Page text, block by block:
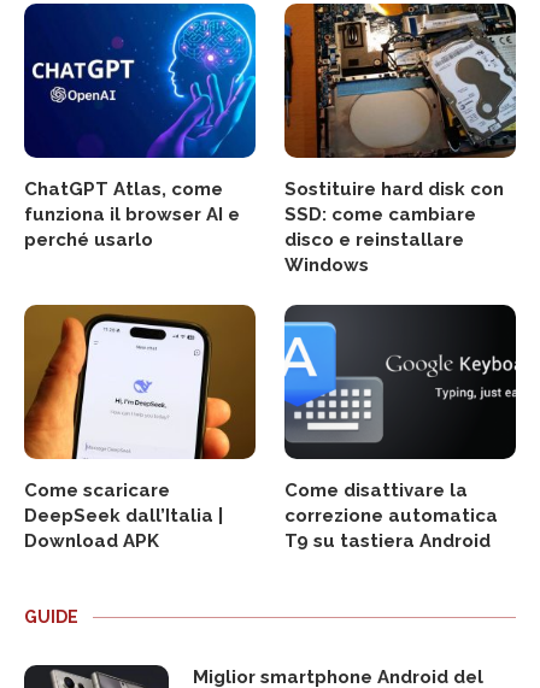
ChatGPT Atlas, come
funziona il browser AI e
perché usarlo
Sostituire hard disk con
SSD: come cambiare
disco e reinstallare
Windows
Come scaricare
DeepSeek dall’Italia |
Download APK
Come disattivare la
correzione automatica
T9 su tastiera Android
GUIDE
Miglior smartphone Android del